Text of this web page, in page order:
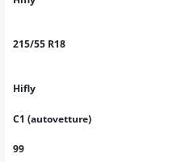
215/55 R18
Hifly
C1 (autovetture)
99